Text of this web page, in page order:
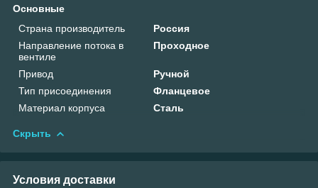
Основные
Страна производитель
Россия
Направление потока в
вентиле
Проходное
Привод
Ручной
Тип присоединения
Фланцевое
Материал корпуса
Сталь
Скрыть
Условия доставки